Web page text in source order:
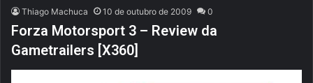
Thiago Machuca 10 de outubro de 2009 0
Forza Motorsport 3 – Review da
Gametrailers [X360]